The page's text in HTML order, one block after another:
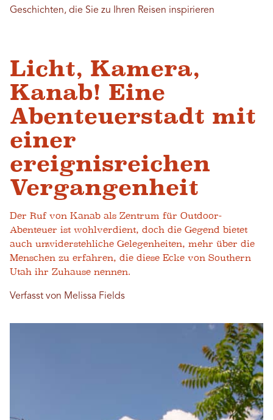
Geschichten, die Sie zu Ihren Reisen inspirieren
Licht, Kamera,
Kanab! Eine
Abenteuerstadt mit
einer
ereignisreichen
Vergangenheit
Der Ruf von Kanab als Zentrum für Outdoor-
Abenteuer ist wohlverdient, doch die Gegend bietet
auch unwiderstehliche Gelegenheiten, mehr über die
Menschen zu erfahren, die diese Ecke von Southern
Utah ihr Zuhause nennen.
Verfasst von Melissa Fields